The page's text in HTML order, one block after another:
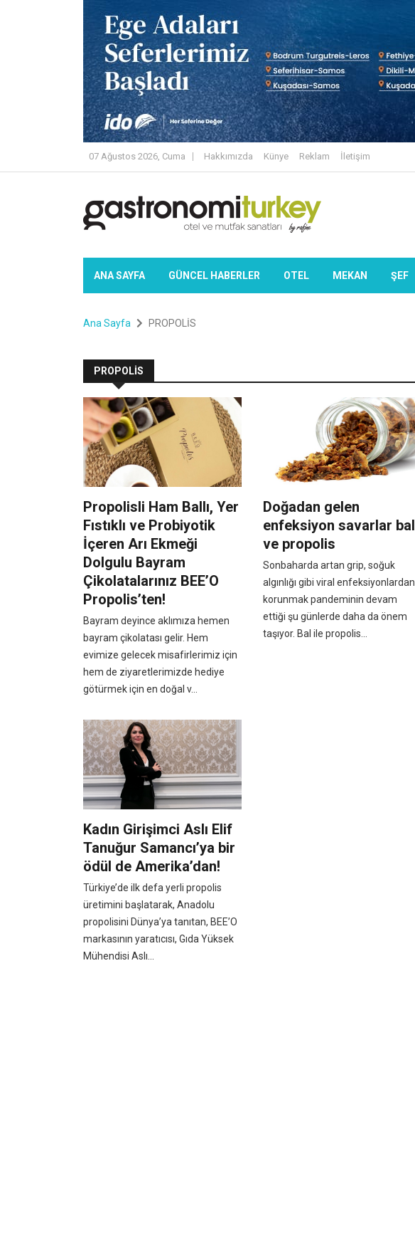
07 Ağustos 2026, Cuma Hakkımızda Künye Reklam İletişim
ANA SAYFA GÜNCEL HABERLER OTEL MEKAN ŞEF
Ana Sayfa PROPOLİS
PROPOLİS
Propolisli Ham Ballı, Yer
Fıstıklı ve Probiyotik
İçeren Arı Ekmeği
Dolgulu Bayram
Çikolatalarınız BEE’O
Propolis’ten!
Bayram deyince aklımıza hemen
bayram çikolatası gelir. Hem
evimize gelecek misafirlerimiz için
hem de ziyaretlerimizde hediye
götürmek için en doğal v...
Doğadan gelen
enfeksiyon savarlar bal
ve propolis
Sonbaharda artan grip, soğuk
algınlığı gibi viral enfeksiyonlardan
korunmak pandeminin devam
ettiği şu günlerde daha da önem
taşıyor. Bal ile propolis...
Kadın Girişimci Aslı Elif
Tanuğur Samancı’ya bir
ödül de Amerika’dan!
Türkiye’de ilk defa yerli propolis
üretimini başlatarak, Anadolu
propolisini Dünya’ya tanıtan, BEE’O
markasının yaratıcısı, Gıda Yüksek
Mühendisi Aslı...